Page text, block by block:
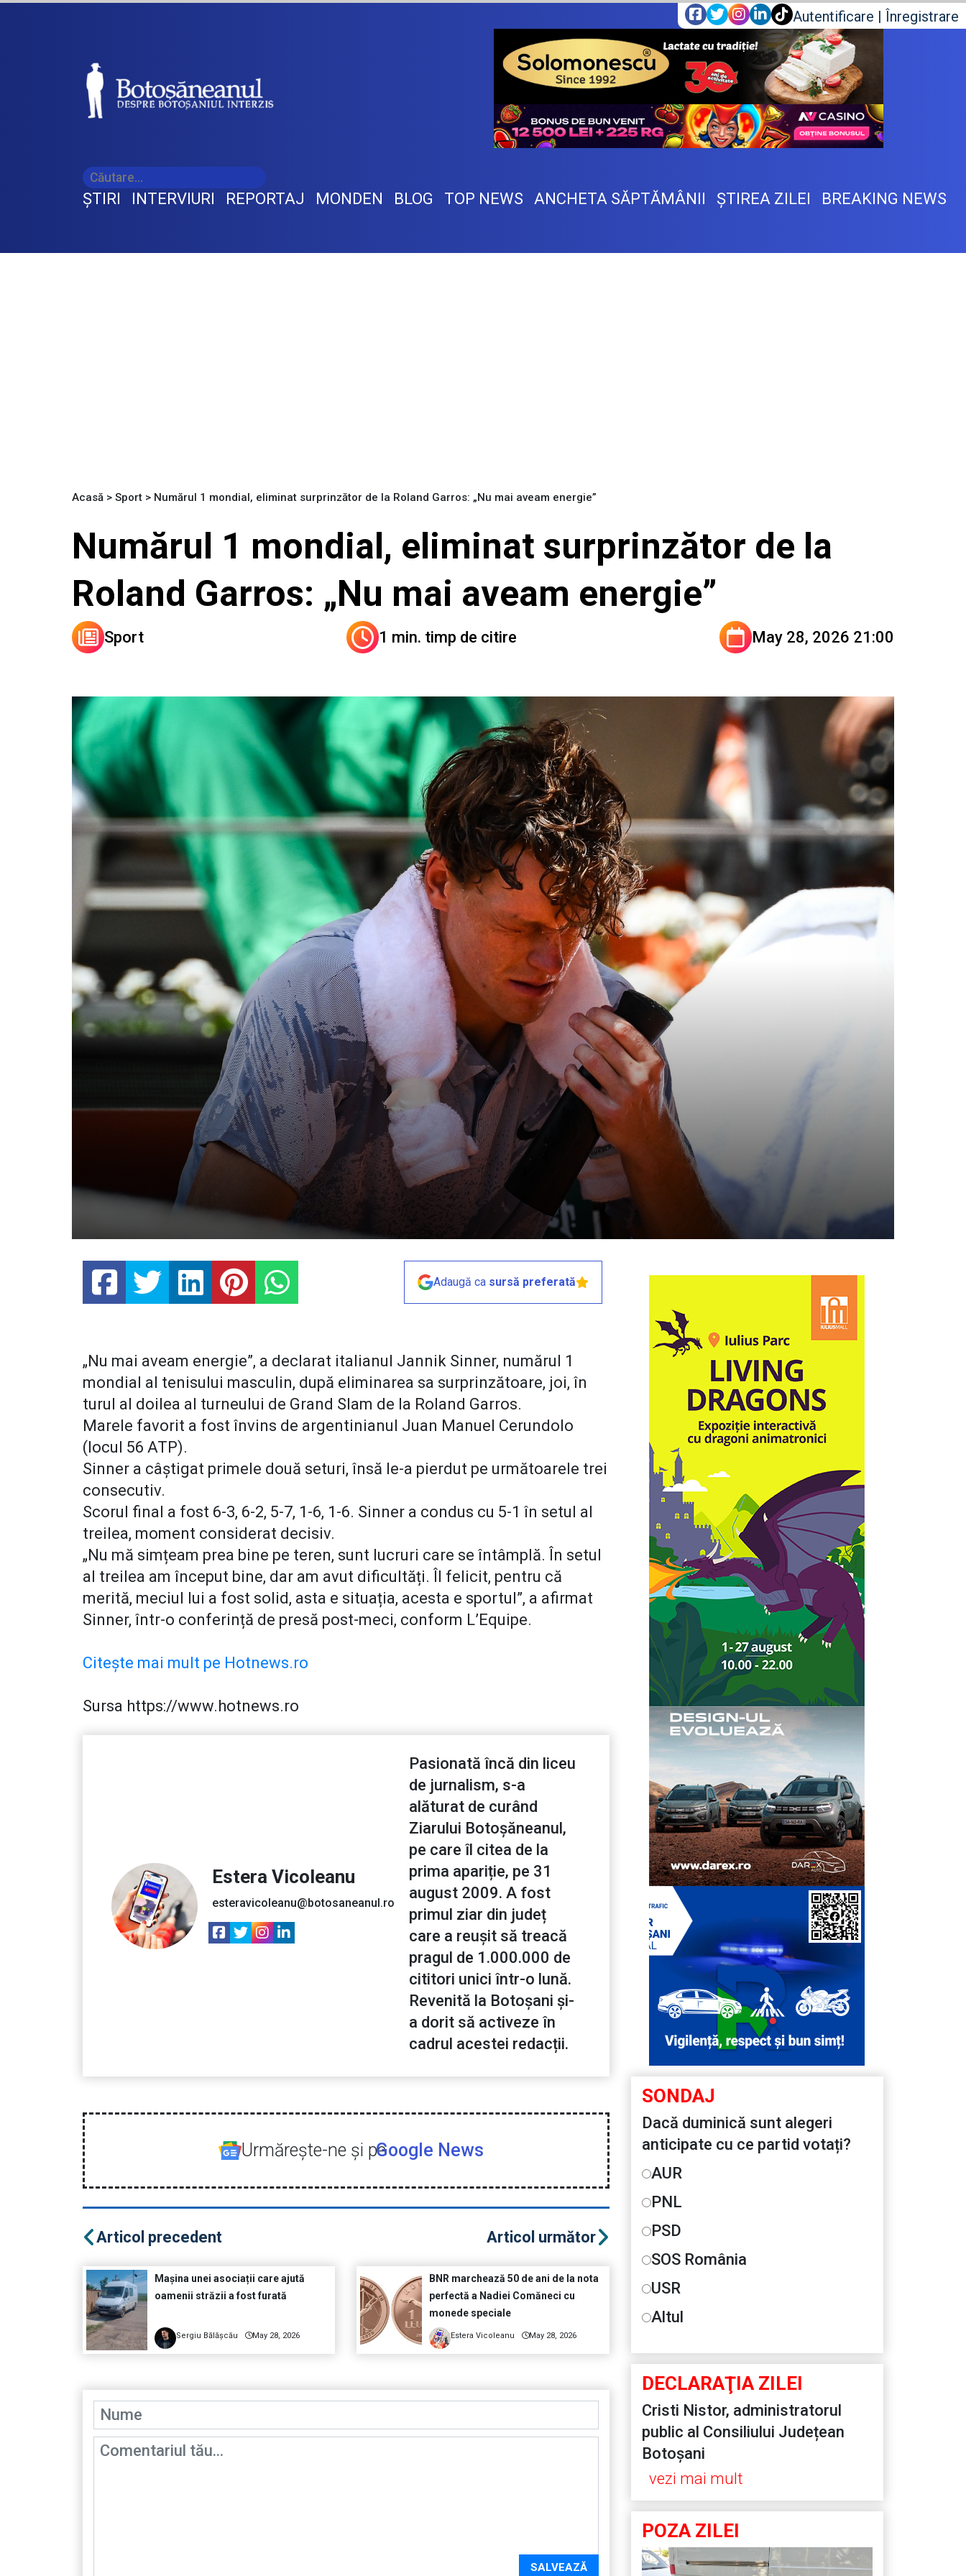
Autentificare | Înregistrare
ŞTIRI INTERVIURI REPORTAJ MONDEN BLOG TOP NEWS ANCHETA SĂPTĂMÂNII ŞTIREA ZILEI BREAKING NEWS
Acasă > Sport > Numărul 1 mondial, eliminat surprinzător de la Roland Garros: „Nu mai aveam energie”
Numărul 1 mondial, eliminat surprinzător de la
Roland Garros: „Nu mai aveam energie”
Sport 1 min. timp de citire May 28, 2026 21:00
Adaugă ca sursă preferată
„Nu mai aveam energie”, a declarat italianul Jannik Sinner, numărul 1
mondial al tenisului masculin, după eliminarea sa surprinzătoare, joi, în
turul al doilea al turneului de Grand Slam de la Roland Garros.
Marele favorit a fost învins de argentinianul Juan Manuel Cerundolo
(locul 56 ATP).
Sinner a câștigat primele două seturi, însă le-a pierdut pe următoarele trei
consecutiv.
Scorul final a fost 6-3, 6-2, 5-7, 1-6, 1-6. Sinner a condus cu 5-1 în setul al
treilea, moment considerat decisiv.
„Nu mă simțeam prea bine pe teren, sunt lucruri care se întâmplă. În setul
al treilea am început bine, dar am avut dificultăți. Îl felicit, pentru că
merită, meciul lui a fost solid, asta e situația, acesta e sportul”, a afirmat
Sinner, într-o conferință de presă post-meci, conform L’Equipe.
Citește mai mult pe Hotnews.ro
Sursa https://www.hotnews.ro
Estera Vicoleanu
esteravicoleanu@botosaneanul.ro
Pasionată încă din liceu
de jurnalism, s-a
alăturat de curând
Ziarului Botoșăneanul,
pe care îl citea de la
prima apariție, pe 31
august 2009. A fost
primul ziar din județ
care a reușit să treacă
pragul de 1.000.000 de
cititori unici într-o lună.
Revenită la Botoșani și-
a dorit să activeze în
cadrul acestei redacții.
Urmăreşte-ne şi peGoogle News
Articol precedent
Mașina unei asociații care ajută
oamenii străzii a fost furată
Sergiu Bălășcău May 28, 2026
Articol următor
BNR marchează 50 de ani de la nota
perfectă a Nadiei Comăneci cu
monede speciale
Estera Vicoleanu May 28, 2026
SALVEAZĂ
SONDAJ
Dacă duminică sunt alegeri
anticipate cu ce partid votați?
AUR
PNL
PSD
SOS România
USR
Altul
DECLARAŢIA ZILEI
Cristi Nistor, administratorul
public al Consiliului Județean
Botoșani
vezi mai mult
POZA ZILEI